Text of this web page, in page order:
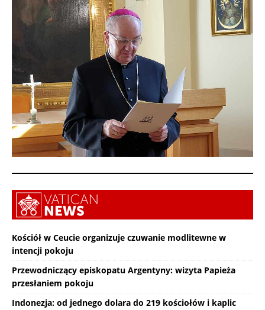
Kościół w Ceucie organizuje czuwanie modlitewne w
intencji pokoju
Przewodniczący episkopatu Argentyny: wizyta Papieża
przesłaniem pokoju
Indonezja: od jednego dolara do 219 kościołów i kaplic